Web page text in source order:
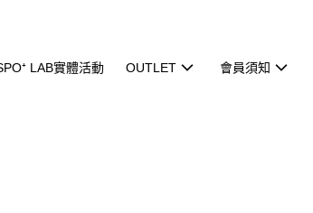
LAB實體活動 OUTLET 會員須知